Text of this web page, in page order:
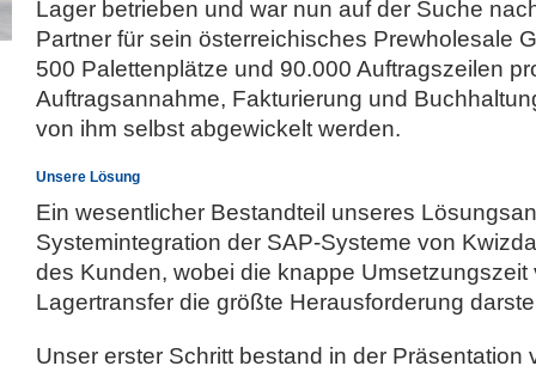
Lager betrieben und war nun auf der Suche
Partner für sein österreichisches Prewholesale
500 Palettenplätze und 90.000 Auftragszeilen
Auftragsannahme, Fakturierung und
von ihm selbst abgewickelt werden.
Unsere Lösung
Ein wesentlicher Bestandteil unseres
Systemintegration der SAP-Systeme von
des Kunden, wobei die knappe
Lagertransfer die größte Herausforderung
Unser erster Schritt bestand in der Präsentation